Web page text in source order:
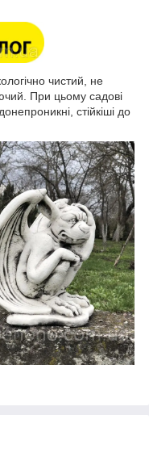
чистий, не
При цьому садові
стійкіші до